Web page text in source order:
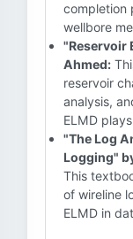
completion
wellbore
"Reservoir
Ahmed:
reservoir
analysis,
ELMD
"The Log
Logging"
This
of wireline
ELMD in